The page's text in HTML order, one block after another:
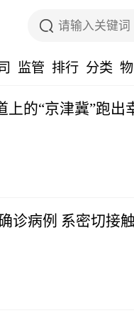
监管 排行 分类
上的“京津冀”跑出
诊病例 系密切接